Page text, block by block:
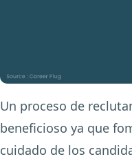
Un proceso de
beneficioso ya que
cuidado de los